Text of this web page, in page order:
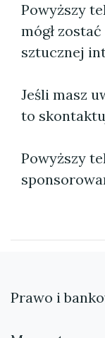
Powyższy
mógł
sztucznej
Jeśli masz
to
Powyższy
Prawo i